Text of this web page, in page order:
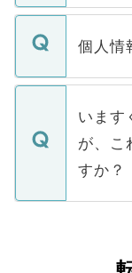
ません。
■応募
関を公
に、医
みを人
ています
転職・
ん。ま
定を承
の辞退
個人情
個人情
で、ご
などで
ご本人
支援を
ている
は、個
います
が、こ
すか？
かがい